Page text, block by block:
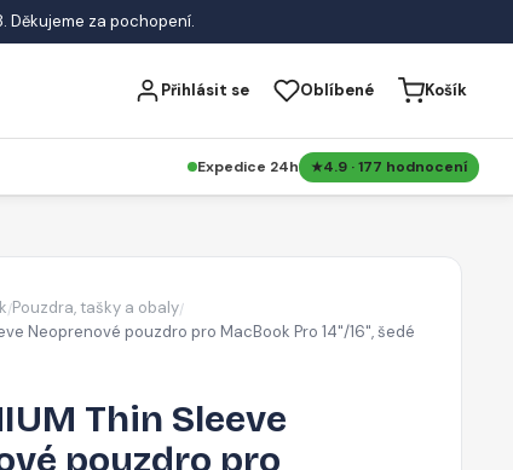
Děkujeme za pochopení.
Přihlásit se Oblíbené Košík
Expedice 24h 4.9 · 177 hodnocení
/Pouzdra, tašky a obaly/
Neoprenové pouzdro pro MacBook Pro 14"/16", šedé
Thin Sleeve
pouzdro pro